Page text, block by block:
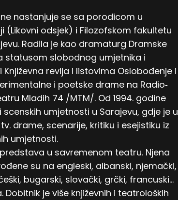
nastanjuje se sa porodicom u
(Likovni odsjek) i Filozofskom fakultetu
Radila je kao dramaturg Dramske
statusom slobodnog umjetnika i
revija i listovima Oslobođenje i
i poetske drame na Radio‐
Mladih 74 /MTM/. Od 1994. godine
umjetnosti u Sarajevu, gdje je u
drame, scenarije, kritiku i esejistiku iz
umjetnosti.
u savremenom teatru. Njena
su na engleski, albanski, njemački,
bugarski, slovački, grčki, francuski…
Dobitnik je više književnih i teatroloških